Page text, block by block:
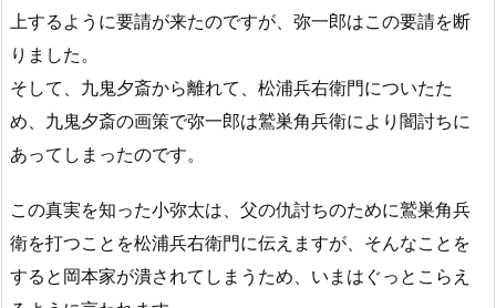
上するように要請が来たのですが、弥一郎はこの要請を断
りました。
そして、九鬼夕斎から離れて、松浦兵右衛門についたた
め、九鬼夕斎の画策で弥一郎は鷲巣角兵衛により闇討ちに
あってしまったのです。
この真実を知った小弥太は、父の仇討ちのために鷲巣角兵
衛を打つことを松浦兵右衛門に伝えますが、そんなことを
すると岡本家が潰されてしまうため、いまはぐっとこらえ